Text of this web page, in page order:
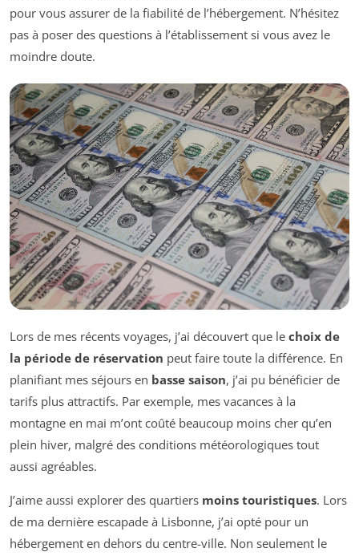
pour vous assurer de la fiabilité de l’hébergement. N’hésitez
pas à poser des questions à l’établissement si vous avez le
moindre doute.
Lors de mes récents voyages, j’ai découvert que le choix de
la période de réservation peut faire toute la différence. En
planifiant mes séjours en basse saison, j’ai pu bénéficier de
tarifs plus attractifs. Par exemple, mes vacances à la
montagne en mai m’ont coûté beaucoup moins cher qu’en
plein hiver, malgré des conditions météorologiques tout
aussi agréables.
J’aime aussi explorer des quartiers moins touristiques. Lors
de ma dernière escapade à Lisbonne, j’ai opté pour un
hébergement en dehors du centre-ville. Non seulement le